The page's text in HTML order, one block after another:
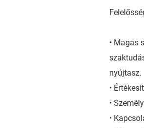
• Magas
nyújtasz.
•
•
•